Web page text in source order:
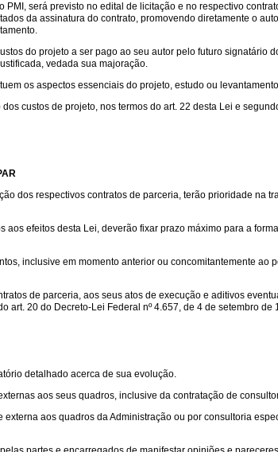
será previsto no edital de licitação e no respectivo
da assinatura do contrato, promovendo diretamente o
do projeto a ser pago ao seu autor pelo futuro signatário
vedada sua majoração.
os aspectos essenciais do projeto, estudo ou
custos de projeto, nos termos do art. 22 desta Lei e
dos respectivos contratos de parceria, terão prioridade na
efeitos desta Lei, deverão fixar prazo máximo para a
inclusive em momento anterior ou concomitantemente ao
de parceria, aos seus atos de execução e aditivos
20 do Decreto-Lei Federal nº 4.657, de 4 de setembro de
detalhado acerca de sua evolução.
aos seus quadros, inclusive da contratação de
aos quadros da Administração ou por consultoria